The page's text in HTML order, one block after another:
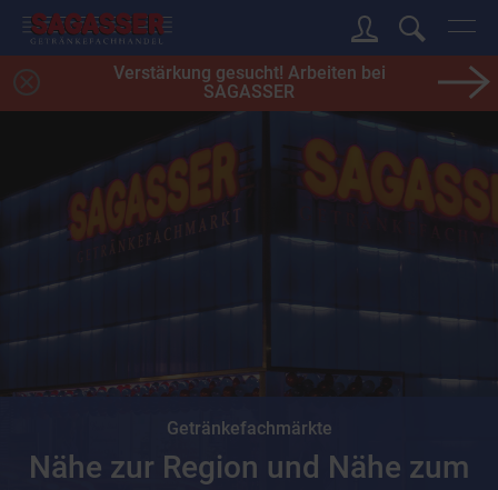
Verstärkung gesucht! Arbeiten bei
SAGASSER
Getränkefachmärkte
Nähe zur Region und Nähe zum